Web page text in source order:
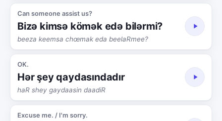
Can someone assist us?
Bizə kimsə kömək edə bilərmi?
beeza keemsa chœmak eda beelaRmee?
OK.
Hər şey qaydasındadır
haR shey gaydaasin daadiR
Excuse me. / I'm sorry.